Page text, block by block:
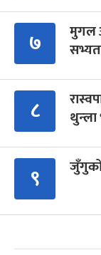
७
मुगल
८
थुन्ला
९